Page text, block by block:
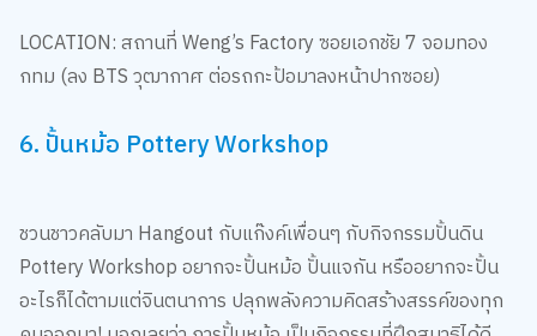
LOCATION: สถานที่ Weng’s Factory ซอยเอกชัย 7 จอมทอง
กทม (ลง BTS วุฒากาศ ต่อรถกะป้อมาลงหน้าปากซอย)
6. ปั้นหม้อ Pottery Workshop
ชวนชาวคลับมา Hangout กับแก๊งค์เพื่อนๆ กับกิจกรรมปั้นดิน
Pottery Workshop อยากจะปั้นหม้อ ปั้นแจกัน หรืออยากจะปั้น
อะไรก็ได้ตามแต่จินตนาการ ปลุกพลังความคิดสร้างสรรค์ของทุก
คนออกมา! บอกเลยว่า การปั้นหม้อ เป็นกิจกรรมที่ฝึกสมาธิได้ดี